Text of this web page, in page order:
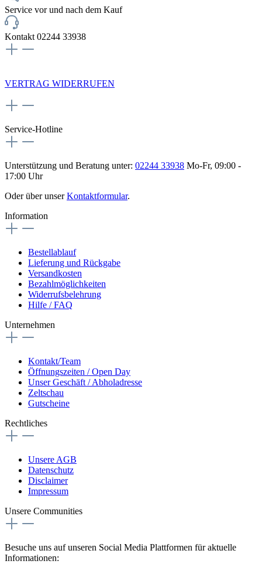
Service vor und nach dem Kauf
Kontakt 02244 33938
VERTRAG WIDERRUFEN
Service-Hotline
Unterstützung und Beratung unter: 02244 33938 Mo-Fr, 09:00 -
17:00 Uhr
Oder über unserKontaktformular.
Information
Bestellablauf
Lieferung und Rückgabe
Versandkosten
Bezahlmöglichkeiten
Widerrufsbelehrung
Hilfe / FAQ
Unternehmen
Kontakt/Team
Öffnungszeiten / Open Day
Unser Geschäft / Abholadresse
Zeltschau
Gutscheine
Rechtliches
Unsere AGB
Datenschutz
Disclaimer
Impressum
Unsere Communities
Besuche uns auf unseren Social Media Plattformen für aktuelle
Informationen: